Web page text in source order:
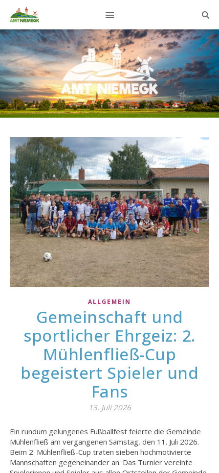
ALLGEMEIN
Gemeinschaft und
sportlicher Ehrgeiz: 2.
Mühlenfließ-Cup
begeistert Spieler und
Fans
13. Juli 2026
Ein rundum gelungenes Fußballfest feierte die Gemeinde
Mühlenfließ am vergangenen Samstag, den 11. Juli 2026.
Beim 2. Mühlenfließ-Cup traten sieben hochmotivierte
Mannschaften gegeneinander an. Das Turnier vereinte